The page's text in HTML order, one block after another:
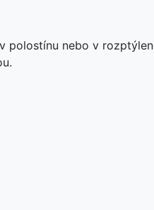
polostínu nebo v